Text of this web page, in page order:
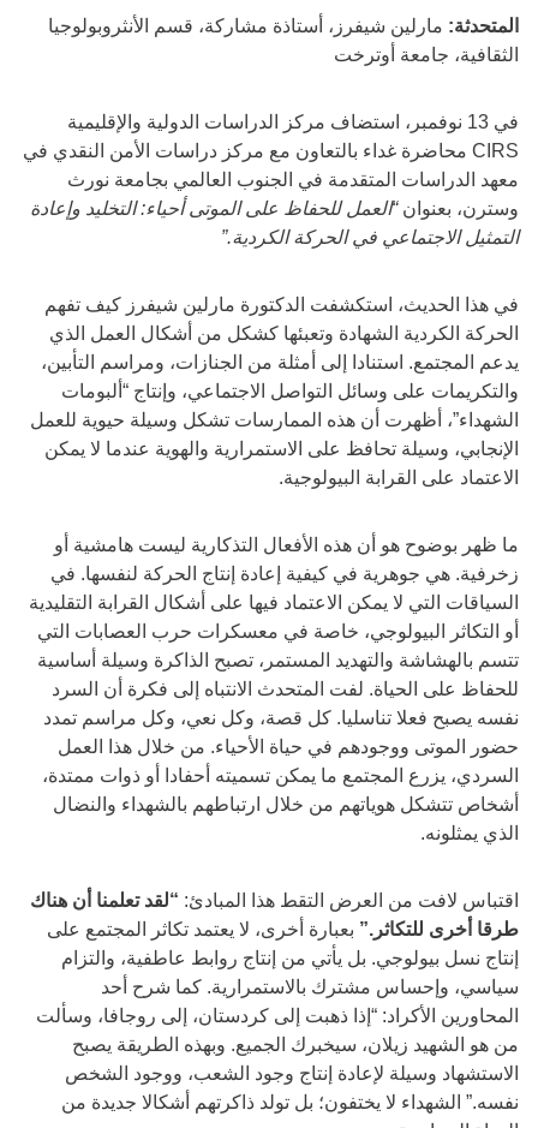
المتحدثة: مارلين شيفرز، أستاذة مشاركة، قسم الأنثروبولوجيا
الثقافية، جامعة أوترخت
في 13 نوفمبر، استضاف مركز الدراسات الدولية والإقليمية
CIRS محاضرة غداء بالتعاون مع مركز دراسات الأمن النقدي في
معهد الدراسات المتقدمة في الجنوب العالمي بجامعة نورث
وسترن، بعنوان“العمل للحفاظ على الموتى أحياء: التخليد وإعادة
التمثيل الاجتماعي في الحركة الكردية.”
في هذا الحديث، استكشفت الدكتورة مارلين شيفرز كيف تفهم
الحركة الكردية الشهادة وتعبئها كشكل من أشكال العمل الذي
يدعم المجتمع. استنادا إلى أمثلة من الجنازات، ومراسم التأبين،
والتكريمات على وسائل التواصل الاجتماعي، وإنتاج “ألبومات
الشهداء”، أظهرت أن هذه الممارسات تشكل وسيلة حيوية للعمل
الإنجابي، وسيلة تحافظ على الاستمرارية والهوية عندما لا يمكن
الاعتماد على القرابة البيولوجية.
ما ظهر بوضوح هو أن هذه الأفعال التذكارية ليست هامشية أو
زخرفية. هي جوهرية في كيفية إعادة إنتاج الحركة لنفسها. في
السياقات التي لا يمكن الاعتماد فيها على أشكال القرابة التقليدية
أو التكاثر البيولوجي، خاصة في معسكرات حرب العصابات التي
تتسم بالهشاشة والتهديد المستمر، تصبح الذاكرة وسيلة أساسية
للحفاظ على الحياة. لفت المتحدث الانتباه إلى فكرة أن السرد
نفسه يصبح فعلا تناسليا. كل قصة، وكل نعي، وكل مراسم تمدد
حضور الموتى ووجودهم في حياة الأحياء. من خلال هذا العمل
السردي، يزرع المجتمع ما يمكن تسميته أحفادا أو ذوات ممتدة،
أشخاص تتشكل هوياتهم من خلال ارتباطهم بالشهداء والنضال
الذي يمثلونه.
اقتباس لافت من العرض التقط هذا المبادئ: “لقد تعلمنا أن هناك
طرقا أخرى للتكاثر.” بعبارة أخرى، لا يعتمد تكاثر المجتمع على
إنتاج نسل بيولوجي. بل يأتي من إنتاج روابط عاطفية، والتزام
سياسي، وإحساس مشترك بالاستمرارية. كما شرح أحد
المحاورين الأكراد: “إذا ذهبت إلى كردستان، إلى روجافا، وسألت
من هو الشهيد زيلان، سيخبرك الجميع. وبهذه الطريقة يصبح
الاستشهاد وسيلة لإعادة إنتاج وجود الشعب، ووجود الشخص
نفسه.” الشهداء لا يختفون؛ بل تولد ذاكرتهم أشكالا جديدة من